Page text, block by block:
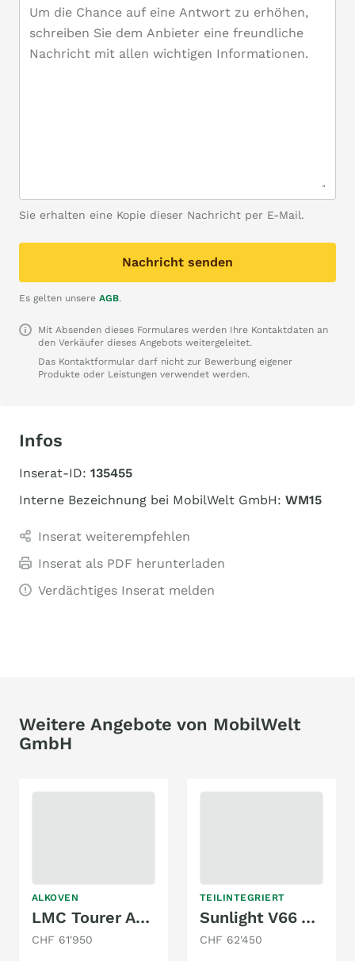
Sie erhalten eine Kopie dieser Nachricht per E-Mail.
Nachricht senden
Es gelten unsere AGB.
Mit Absenden dieses Formulares werden Ihre Kontaktdaten an
den Verkäufer dieses Angebots weitergeleitet.
Das Kontaktformular darf nicht zur Bewerbung eigener
Produkte oder Leistungen verwendet werden.
Infos
Inserat-ID: 135455
Interne Bezeichnung bei MobilWelt GmbH: WM15
Inserat weiterempfehlen
Inserat als PDF herunterladen
Verdächtiges Inserat melden
Weitere Angebote von MobilWelt
GmbH
ALKOVEN
LMC Tourer A690
CHF 61'950
TEILINTEGRIERT
Sunlight V66 Adventure Edition
CHF 62'450